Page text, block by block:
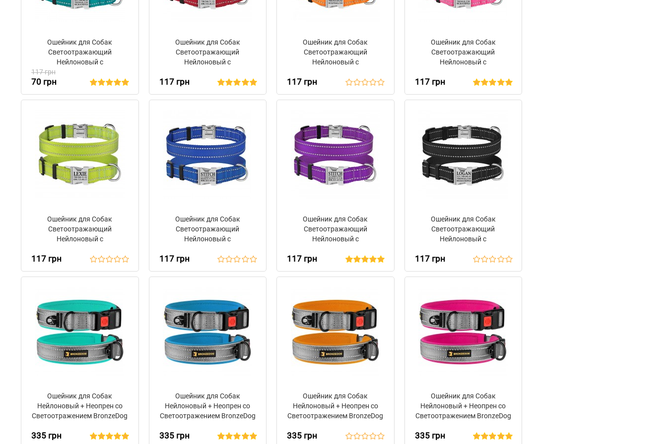
Ошейник для Собак
Светоотражающий
Нейлоновый с
Металлической Пряжкой
BronzeDog Active Бирюзовый
117 грн
70 грн
Ошейник для Собак
Светоотражающий
Нейлоновый с
BronzeDog Active Красный
117 грн
Ошейник для Собак
Светоотражающий
Нейлоновый с
BronzeDog Active Оранжевый
117 грн
Ошейник для Собак
Светоотражающий
Нейлоновый с
BronzeDog Active Розовый
117 грн
Ошейник для Собак
Светоотражающий
Нейлоновый с
BronzeDog Active Салатовый
117 грн
Ошейник для Собак
Светоотражающий
Нейлоновый с
BronzeDog Active Синий
117 грн
Ошейник для Собак
Светоотражающий
Нейлоновый с
BronzeDog Active
117 грн
Ошейник для Собак
Светоотражающий
Нейлоновый с
BronzeDog Active Черный
117 грн
Ошейник для Собак
Нейлоновый + Неопрен со
Светоотражением BronzeDog
335 грн
Ошейник для Собак
Нейлоновый + Неопрен со
Светоотражением BronzeDog
335 грн
Ошейник для Собак
Нейлоновый + Неопрен со
Светоотражением BronzeDog
335 грн
Ошейник для Собак
Нейлоновый + Неопрен со
Светоотражением BronzeDog
335 грн